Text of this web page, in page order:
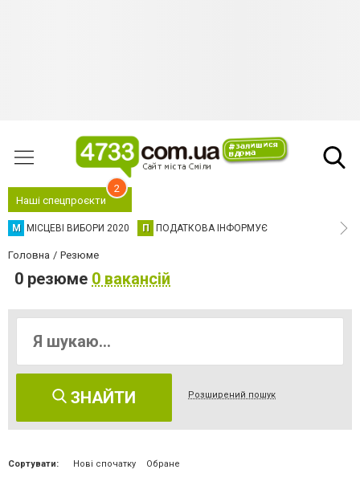
Наші спецпроєкти
2
М МІСЦЕВІ ВИБОРИ 2020 П ПОДАТКОВА ІНФОРМУЄ
Головна Резюме
0 резюме 0 вакансій
ЗНАЙТИ Розширений пошук
Сортувати: Нові спочатку Обране